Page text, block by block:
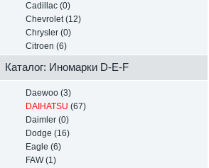
Cadillac (0)
Chevrolet (12)
Chrysler (0)
Citroen (6)
Каталог: Иномарки D-E-F
Daewoo (3)
DAIHATSU (67)
Daimler (0)
Dodge (16)
Eagle (6)
FAW (1)